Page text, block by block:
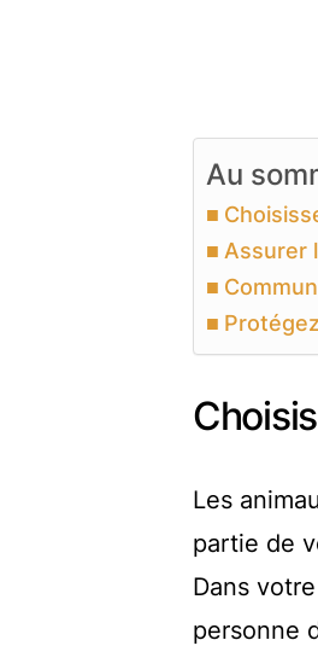
Au
Assurer
Les
partie de
Dans
personne